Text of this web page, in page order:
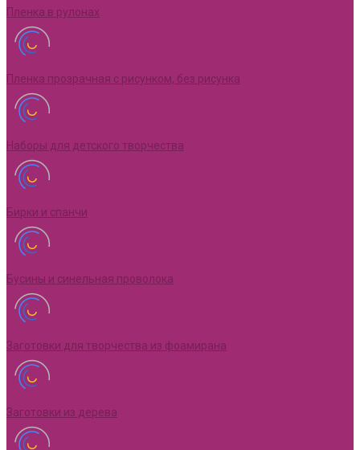
Пленка в рулонах
Пленка прозрачная с рисунком, без рисунка
Наборы для детского творчества
Бирки и спанчи
Бусины и синельная проволока
Заготовки для творчества из фоамирана
Заготовки из дерева